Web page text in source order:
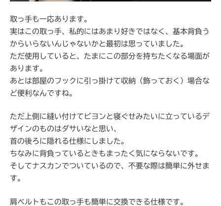
取っ手も一応あります。
実はこの取っ手、私的にはあまり好きではなく、基本背負う
からいらないんじゃないかと最初は思っていました。
ただ使用していると、たまにこの部分を持ちたくなる場面が
あります。
あとは部屋のフックに引っ掛けて収納（飾っておく）場合な
ど便利なんですね。
ただ上側に縫い付けてビヨンと寝ぐせみたいに立っているデ
ザインのものはダサいなと思い、
首の後ろに隠れる仕様にしました。
ちなみに背負っているときもまったく気にならないです。
そしてナスカンでついているので、不要な際は簡単に外せま
す。
肩ベルトもこの取っ手も簡単に交換できる仕様です。